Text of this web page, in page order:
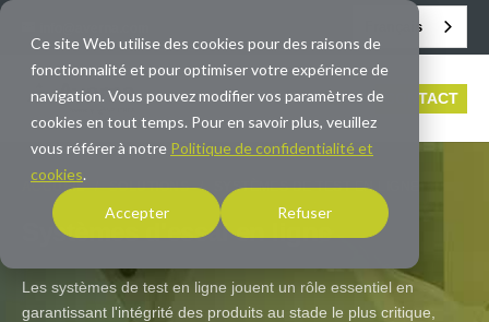
Ce site Web utilise des cookies pour des raisons de
fonctionnalité et pour optimiser votre expérience de
navigation. Vous pouvez modifier vos paramètres de
cookies en tout temps. Pour en savoir plus, veuillez
vous référer à notre Politique de confidentialité et
cookies.
Accepter Refuser
Français
CONTACT
ACCUEIL / SOLUTIONS / SYSTÈMES DE TEST EN LIGNE
Systèmes d'essai en ligne
Les systèmes de test en ligne jouent un rôle essentiel en
garantissant l'intégrité des produits au stade le plus critique,